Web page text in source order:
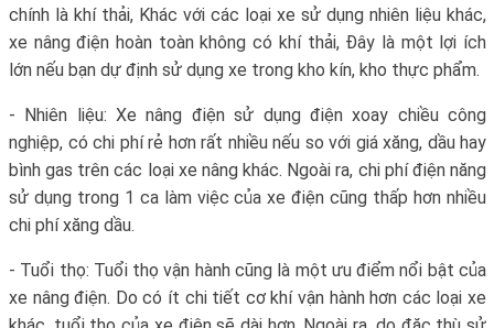
chính là khí thải, Khác với các loại xe sử dụng nhiên liệu khác,
xe nâng điện hoàn toàn không có khí thải, Đây là một lợi ích
lớn nếu bạn dự định sử dụng xe trong kho kín, kho thực phẩm.
- Nhiên liệu: Xe nâng điện sử dụng điện xoay chiều công
nghiệp, có chi phí rẻ hơn rất nhiều nếu so với giá xăng, dầu hay
bình gas trên các loại xe nâng khác. Ngoài ra, chi phí điện năng
sử dụng trong 1 ca làm việc của xe điện cũng thấp hơn nhiều
chi phí xăng dầu.
- Tuổi thọ: Tuổi thọ vận hành cũng là một ưu điểm nổi bật của
xe nâng điện. Do có ít chi tiết cơ khí vận hành hơn các loại xe